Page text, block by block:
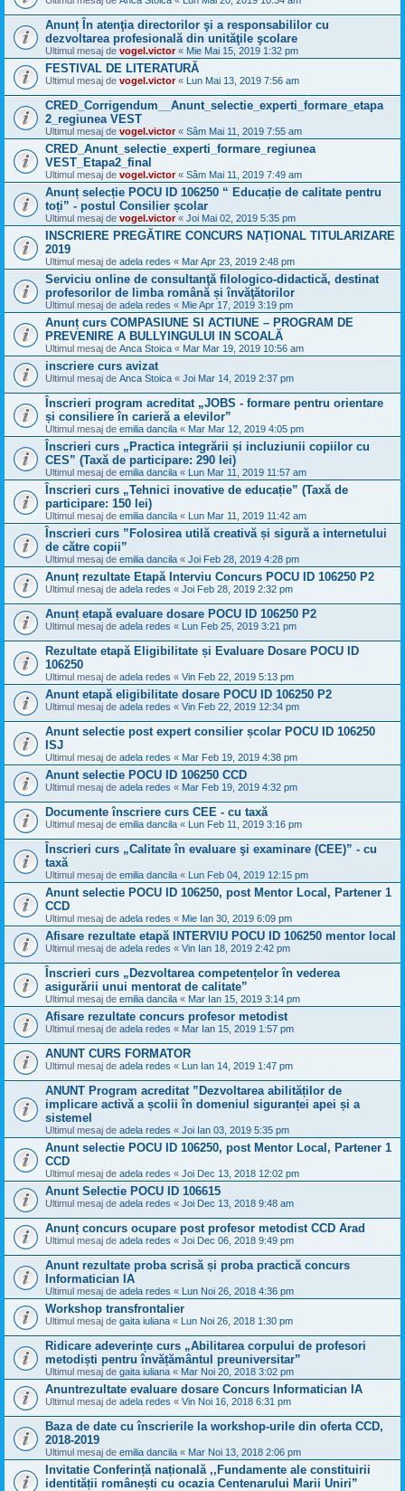
Anunț În atenţia directorilor şi a responsabililor cu
dezvoltarea profesională din unităţile şcolare
Ultimul mesaj de vogel.victor« Mie Mai 15, 2019 1:32 pm
FESTIVAL DE LITERATURĂ
Ultimul mesaj de vogel.victor« Lun Mai 13, 2019 7:56 am
CRED_Corrigendum__Anunt_selectie_experti_formare_etapa
2_regiunea VEST
Ultimul mesaj de vogel.victor« Sâm Mai 11, 2019 7:55 am
CRED_Anunt_selectie_experti_formare_regiunea
VEST_Etapa2_final
Ultimul mesaj de vogel.victor« Sâm Mai 11, 2019 7:49 am
Anunț selecție POCU ID 106250 “ Educație de calitate pentru
toți” - postul Consilier școlar
Ultimul mesaj de vogel.victor« Joi Mai 02, 2019 5:35 pm
INSCRIERE PREGĂTIRE CONCURS NAȚIONAL TITULARIZARE
2019
Ultimul mesaj de adela redes « Mar Apr 23, 2019 2:48 pm
Serviciu online de consultanţă filologico-didactică, destinat
profesorilor de limba română și învăţătorilor
Ultimul mesaj de adela redes « Mie Apr 17, 2019 3:19 pm
Anunț curs COMPASIUNE SI ACTIUNE – PROGRAM DE
PREVENIRE A BULLYINGULUI IN SCOALĂ
Ultimul mesaj de Anca Stoica « Mar Mar 19, 2019 10:56 am
inscriere curs avizat
Ultimul mesaj de Anca Stoica « Joi Mar 14, 2019 2:37 pm
Înscrieri program acreditat „JOBS - formare pentru orientare
și consiliere în carieră a elevilor”
Ultimul mesaj de emilia dancila « Mar Mar 12, 2019 4:05 pm
Înscrieri curs „Practica integrării și incluziunii copiilor cu
CES” (Taxă de participare: 290 lei)
Ultimul mesaj de emilia dancila « Lun Mar 11, 2019 11:57 am
Înscrieri curs „Tehnici inovative de educație” (Taxă de
participare: 150 lei)
Ultimul mesaj de emilia dancila « Lun Mar 11, 2019 11:42 am
Înscrieri curs ”Folosirea utilă creativă și sigură a internetului
de către copii”
Ultimul mesaj de emilia dancila « Joi Feb 28, 2019 4:28 pm
Anunț rezultate Etapă Interviu Concurs POCU ID 106250 P2
Ultimul mesaj de adela redes « Joi Feb 28, 2019 2:32 pm
Anunț etapă evaluare dosare POCU ID 106250 P2
Ultimul mesaj de adela redes « Lun Feb 25, 2019 3:21 pm
Rezultate etapă Eligibilitate și Evaluare Dosare POCU ID
106250
Ultimul mesaj de adela redes « Vin Feb 22, 2019 5:13 pm
Anunt etapă eligibilitate dosare POCU ID 106250 P2
Ultimul mesaj de adela redes « Vin Feb 22, 2019 12:34 pm
Anunt selectie post expert consilier școlar POCU ID 106250
ISJ
Ultimul mesaj de adela redes « Mar Feb 19, 2019 4:38 pm
Anunt selectie POCU ID 106250 CCD
Ultimul mesaj de adela redes « Mar Feb 19, 2019 4:32 pm
Documente înscriere curs CEE - cu taxă
Ultimul mesaj de emilia dancila « Lun Feb 11, 2019 3:16 pm
Înscrieri curs „Calitate în evaluare şi examinare (CEE)” - cu
taxă
Ultimul mesaj de emilia dancila « Lun Feb 04, 2019 12:15 pm
Anunt selectie POCU ID 106250, post Mentor Local, Partener 1
CCD
Ultimul mesaj de adela redes « Mie Ian 30, 2019 6:09 pm
Afisare rezultate etapă INTERVIU POCU ID 106250 mentor local
Ultimul mesaj de adela redes « Vin Ian 18, 2019 2:42 pm
Înscrieri curs „Dezvoltarea competențelor în vederea
asigurării unui mentorat de calitate”
Ultimul mesaj de emilia dancila « Mar Ian 15, 2019 3:14 pm
Afisare rezultate concurs profesor metodist
Ultimul mesaj de adela redes « Mar Ian 15, 2019 1:57 pm
ANUNT CURS FORMATOR
Ultimul mesaj de adela redes « Lun Ian 14, 2019 1:47 pm
ANUNT Program acreditat ”Dezvoltarea abilităților de
implicare activă a școlii în domeniul siguranței apei și a
sistemel
Ultimul mesaj de adela redes « Joi Ian 03, 2019 5:35 pm
Anunt selectie POCU ID 106250, post Mentor Local, Partener 1
CCD
Ultimul mesaj de adela redes « Joi Dec 13, 2018 12:02 pm
Anunt Selectie POCU ID 106615
Ultimul mesaj de adela redes « Joi Dec 13, 2018 9:48 am
Anunț concurs ocupare post profesor metodist CCD Arad
Ultimul mesaj de adela redes « Joi Dec 06, 2018 9:49 pm
Anunt rezultate proba scrisă și proba practică concurs
Informatician IA
Ultimul mesaj de adela redes « Lun Noi 26, 2018 4:36 pm
Workshop transfrontalier
Ultimul mesaj de gaita iuliana « Lun Noi 26, 2018 1:30 pm
Ridicare adeverințe curs „Abilitarea corpului de profesori
metodiști pentru învățământul preuniversitar”
Ultimul mesaj de gaita iuliana « Mar Noi 20, 2018 3:02 pm
Anuntrezultate evaluare dosare Concurs Informatician IA
Ultimul mesaj de adela redes « Vin Noi 16, 2018 6:31 pm
Baza de date cu înscrierile la workshop-urile din oferta CCD,
2018-2019
Ultimul mesaj de emilia dancila « Mar Noi 13, 2018 2:06 pm
Invitatie Conferință națională ,,Fundamente ale constituirii
identității românești cu ocazia Centenarului Marii Uniri”